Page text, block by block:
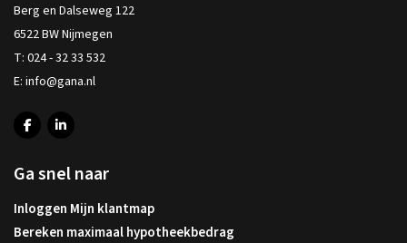
Berg en Dalseweg 122
6522 BW Nijmegen
T: 024 - 32 33 532
E: info@gana.nl
Ga snel naar
Inloggen Mijn klantmap
Bereken maximaal hypotheekbedrag